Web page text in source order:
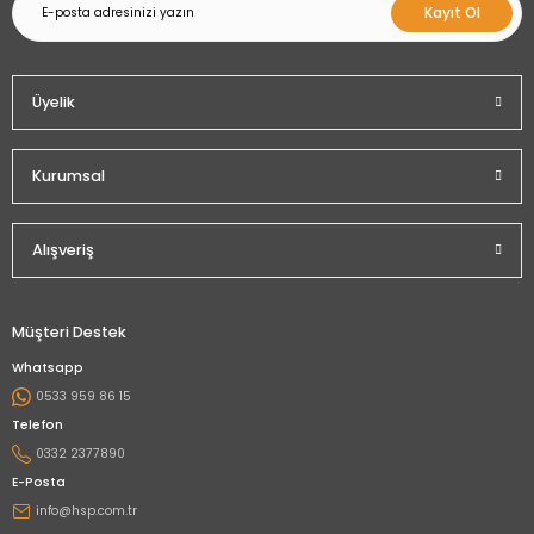
Kayıt Ol
Üyelik
Kurumsal
Alışveriş
Müşteri Destek
Whatsapp
0533 959 86 15
Telefon
0332 2377890
E-Posta
info@hsp.com.tr